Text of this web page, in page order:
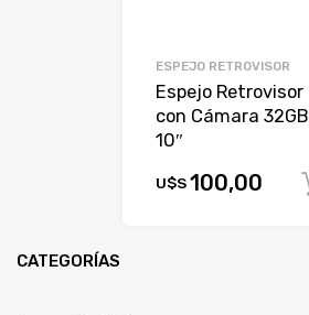
ESPEJO RETROVISOR
Espejo Retrovisor
con Cámara 32GB
10″
U$S100,00
CATEGORÍAS